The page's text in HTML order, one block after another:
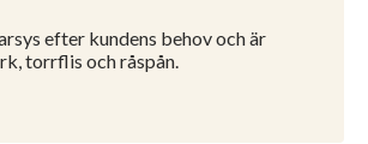
efter kundens behov och är
torrflis och råspån.